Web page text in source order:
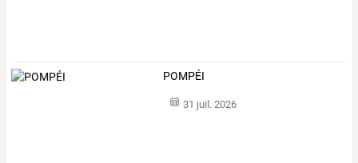
POMPÉI
31 juil. 2026